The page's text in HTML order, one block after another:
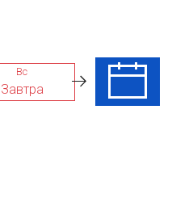
Вс
Завтра
Пн